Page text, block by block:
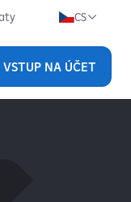
VSTUP NA ÚČET
CS